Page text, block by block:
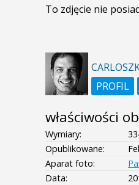
To zdjęcie nie
PROFIL
właściwości
Wymiary:
Opublikowane:
Aparat foto:
Data: